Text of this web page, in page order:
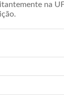
na